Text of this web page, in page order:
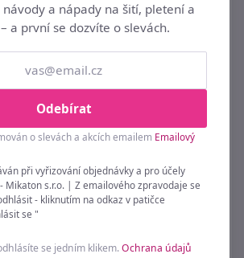
mm 500 párů
návody a nápady na šití, pletení a
a první se dozvíte o slevách.
Odebírat
o slevách a akcích emailem Emailový
při vyřizování objednávky a pro účely
Mikaton s.r.o. | Z emailového zpravodaje se
- kliknutím na odkaz v patičce
se "
se jedním klikem.Ochrana údajů